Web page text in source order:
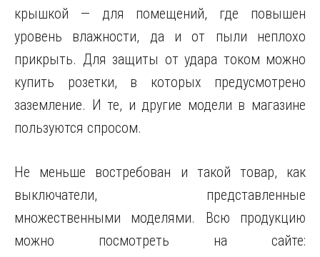
крышкой — для помещений, где повышен
уровень влажности, да и от пыли неплохо
прикрыть. Для защиты от удара током можно
купить розетки, в которых предусмотрено
заземление. И те, и другие модели в магазине
пользуются спросом.
Не меньше востребован и такой товар, как
выключатели, представленные
множественными моделями. Всю продукцию
можно посмотреть на сайте: